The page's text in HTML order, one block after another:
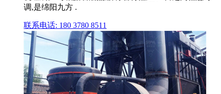
调,是绵阳九方 .
联系电话: 180 3780 8511